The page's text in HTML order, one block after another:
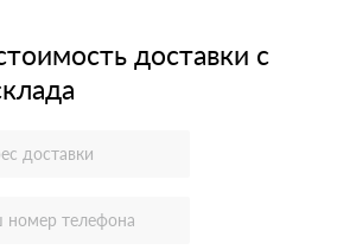
доставки с